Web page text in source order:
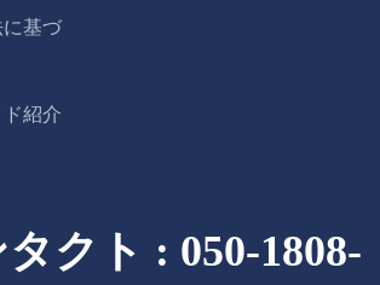
基づ
紹介
クト : 050-1808-